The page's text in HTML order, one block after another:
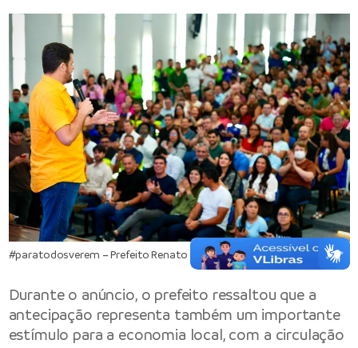
#paratodosverem – Prefeito Renato Junior discursando
Durante o anúncio, o prefeito ressaltou que a
antecipação representa também um importante
estímulo para a economia local, com a circulação